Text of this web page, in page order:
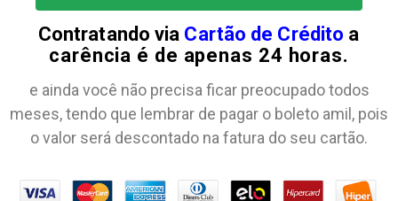
Contratando via Cartão de Crédito a
carência é de apenas 24 horas.
e ainda você não precisa ficar preocupado todos
meses, tendo que lembrar de pagar o boleto amil, pois
o valor será descontado na fatura do seu cartão.